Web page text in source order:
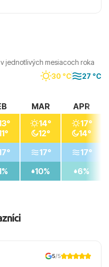
jednotlivých mesiacoch roka
30 °C 27 °C
MAR
14°
12°
17°
10%
APR
17°
14°
17°
6%
5/5